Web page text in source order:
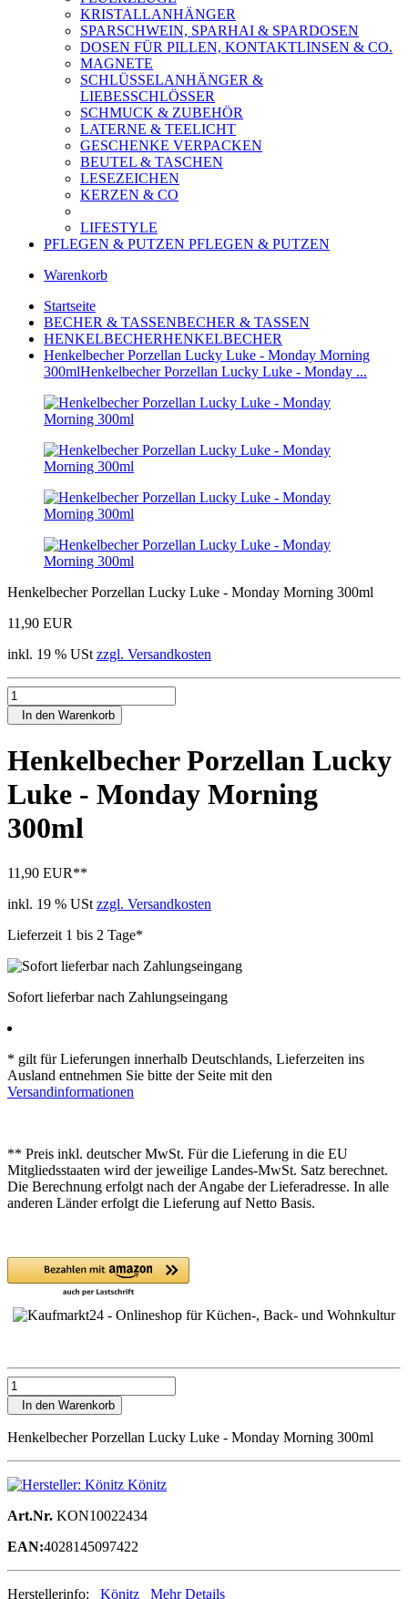
KRISTALLANHÄNGER
SPARSCHWEIN, SPARHAI & SPARDOSEN
DOSEN FÜR PILLEN, KONTAKTLINSEN & CO.
MAGNETE
SCHLÜSSELANHÄNGER &
LIEBESSCHLÖSSER
SCHMUCK & ZUBEHÖR
LATERNE & TEELICHT
GESCHENKE VERPACKEN
BEUTEL & TASCHEN
LESEZEICHEN
KERZEN & CO
LIFESTYLE
PFLEGEN & PUTZEN PFLEGEN & PUTZEN
Warenkorb
Startseite
BECHER & TASSENBECHER & TASSEN
HENKELBECHERHENKELBECHER
Henkelbecher Porzellan Lucky Luke - Monday Morning
300mlHenkelbecher Porzellan Lucky Luke - Monday ...
Henkelbecher Porzellan Lucky Luke - Monday Morning 300ml
11,90 EUR
inkl. 19 % USt zzgl. Versandkosten
In den Warenkorb
Henkelbecher Porzellan Lucky
Luke - Monday Morning
300ml
11,90 EUR**
inkl. 19 % USt zzgl. Versandkosten
Lieferzeit 1 bis 2 Tage*
Sofort lieferbar nach Zahlungseingang
* gilt für Lieferungen innerhalb Deutschlands, Lieferzeiten ins
Ausland entnehmen Sie bitte der Seite mit den
Versandinformationen
** Preis inkl. deutscher MwSt. Für die Lieferung in die EU
Mitgliedsstaaten wird der jeweilige Landes-MwSt. Satz berechnet.
Die Berechnung erfolgt nach der Angabe der Lieferadresse. In alle
anderen Länder erfolgt die Lieferung auf Netto Basis.
In den Warenkorb
Henkelbecher Porzellan Lucky Luke - Monday Morning 300ml
Könitz
Art.Nr. KON10022434
EAN:4028145097422
Herstellerinfo: Könitz Mehr Details